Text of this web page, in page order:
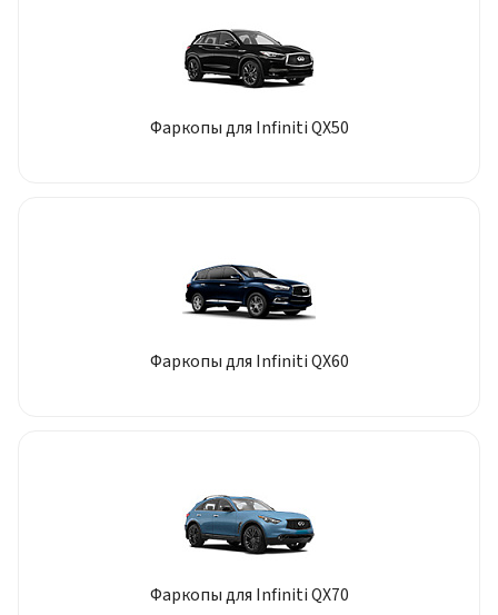
Фаркопы для Infiniti QX50
Фаркопы для Infiniti QX60
Фаркопы для Infiniti QX70